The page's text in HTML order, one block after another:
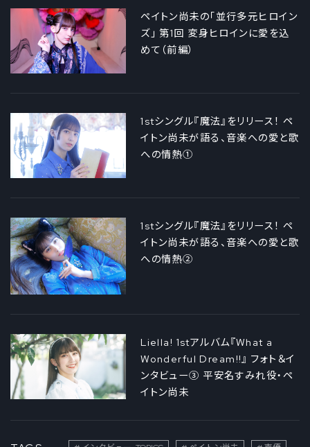
ペイトン尚未の「並行多元ヒロイン
ズ」 第1回 変身ヒロインに愛を込
めて（前編）
1stシングル『魔法』をリリース！ ペ
イトン尚未が語る、音楽への愛と歌
への情熱①
1stシングル『魔法』をリリース！ ペ
イトン尚未が語る、音楽への愛と歌
への情熱②
Liella! 1stアルバム『What a
Wonderful Dream!!』 フォト＆イ
ンタビュー③ 平安名すみれ役・ペ
イトン尚未